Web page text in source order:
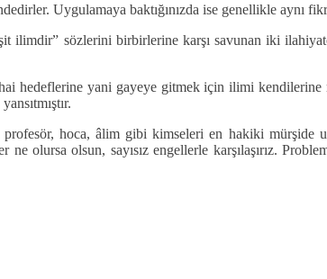
Uygulamaya baktığınızda ise genellikle aynı
ilimdir” sözlerini birbirlerine karşı savunan iki
hedeflerine yani gayeye gitmek için ilimi
profesör, hoca, âlim gibi kimseleri en hakiki
olursa olsun, sayısız engellerle karşılaşırız.